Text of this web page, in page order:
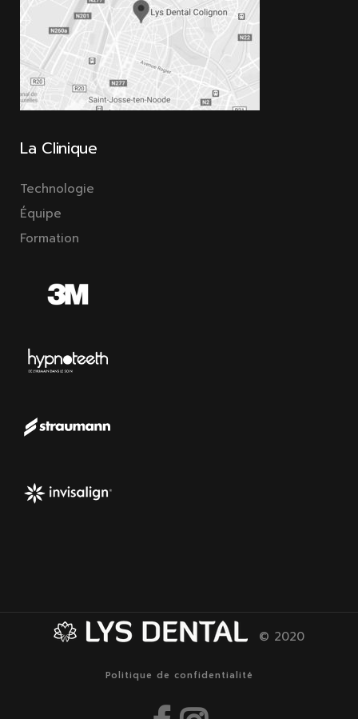
La Clinique
Technologie
Équipe
Formation
© 2020
Politique de confidentialité